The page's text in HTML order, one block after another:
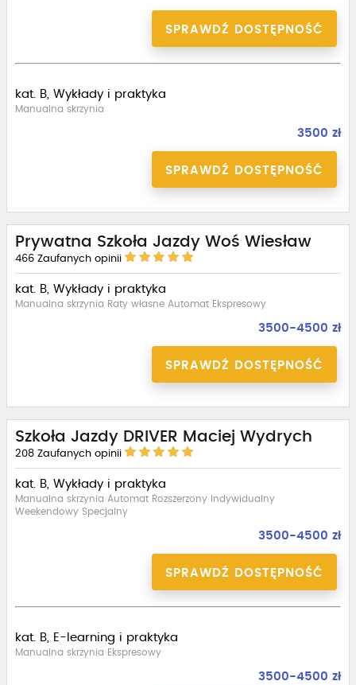
SPRAWDŹ DOSTĘPNOŚĆ
kat. B, Wykłady i praktyka
Manualna skrzynia
3500 zł
SPRAWDŹ DOSTĘPNOŚĆ
Prywatna Szkoła Jazdy Woś Wiesław
466 Zaufanych opinii
kat. B, Wykłady i praktyka
Manualna skrzynia Raty własne Automat Ekspresowy
3500-4500 zł
SPRAWDŹ DOSTĘPNOŚĆ
Szkoła Jazdy DRIVER Maciej Wydrych
208 Zaufanych opinii
kat. B, Wykłady i praktyka
Manualna skrzynia Automat Rozszerzony Indywidualny
Weekendowy Specjalny
3500-4500 zł
SPRAWDŹ DOSTĘPNOŚĆ
kat. B, E-learning i praktyka
Manualna skrzynia Ekspresowy
3500-4500 zł